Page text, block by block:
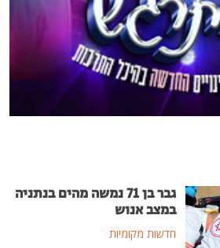
גבר בן 71 נמשה מהים בנתניה
במצב אנוש
חדשות מקומיות